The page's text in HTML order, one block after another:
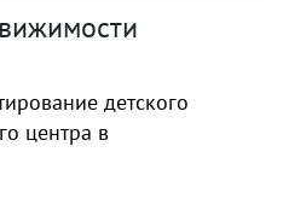
детского
центра в